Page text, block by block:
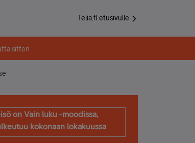
Telia.fi etusivulle
sitten
on Vain luku -moodissa,
kokonaan lokakuussa